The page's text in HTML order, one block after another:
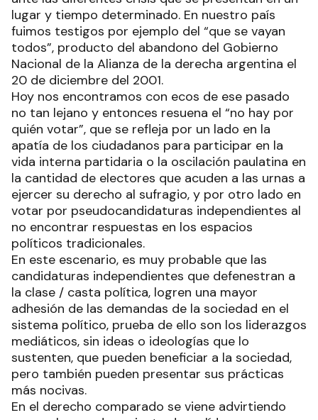
lugar y tiempo determinado. En nuestro país
fuimos testigos por ejemplo del “que se vayan
todos”, producto del abandono del Gobierno
Nacional de la Alianza de la derecha argentina el
20 de diciembre del 2001.
Hoy nos encontramos con ecos de ese pasado
no tan lejano y entonces resuena el “no hay por
quién votar”, que se refleja por un lado en la
apatía de los ciudadanos para participar en la
vida interna partidaria o la oscilación paulatina en
la cantidad de electores que acuden a las urnas a
ejercer su derecho al sufragio, y por otro lado en
votar por pseudocandidaturas independientes al
no encontrar respuestas en los espacios
políticos tradicionales.
En este escenario, es muy probable que las
candidaturas independientes que defenestran a
la clase / casta política, logren una mayor
adhesión de las demandas de la sociedad en el
sistema político, prueba de ello son los liderazgos
mediáticos, sin ideas o ideologías que lo
sustenten, que pueden beneficiar a la sociedad,
pero también pueden presentar sus prácticas
más nocivas.
En el derecho comparado se viene advirtiendo